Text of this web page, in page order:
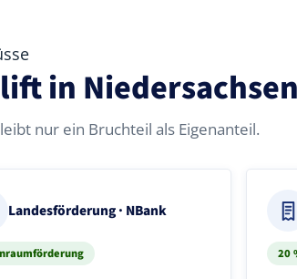
in Niedersachsen
nur ein Bruchteil als Eigenanteil.
Landesförderung · NBank
20